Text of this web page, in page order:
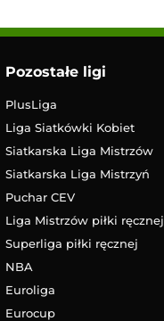
Pozostałe ligi
PlusLiga
Liga Siatkówki Kobiet
Siatkarska Liga Mistrzów
Siatkarska Liga Mistrzyń
Puchar CEV
Liga Mistrzów piłki ręcznej
Superliga piłki ręcznej
NBA
Euroliga
Eurocup